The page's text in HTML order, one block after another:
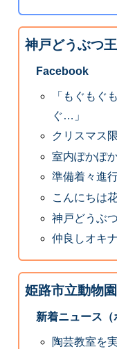
神戸どうぶつ
Facebook
「もぐもぐ
ぐ…」
クリスマス
室内ぽかぽ
準備着々進
こんにちは
神戸どうぶ
仲良しオキ
姫路市立動物園
新着ニュース（
陶芸教室を